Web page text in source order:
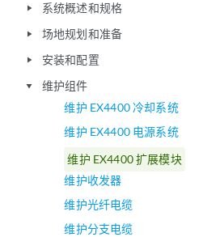
play_arrow 系统概述和规格
play_arrow 场地规划和准备
play_arrow 安装和配置
play_arrow
维护组件
维护 EX4400 冷却系统
维护 EX4400 电源系统
维护 EX4400 扩展模块
维护收发器
维护光纤电缆
维护分支电缆